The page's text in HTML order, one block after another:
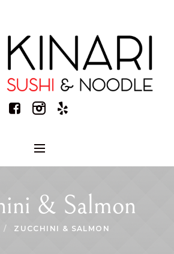
& Salmon
/ ZUCCHINI & SALMON